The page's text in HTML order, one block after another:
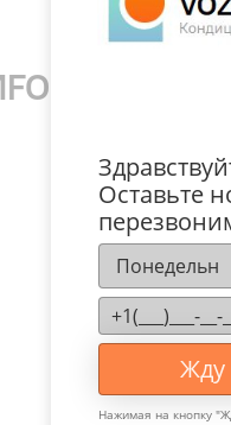
(R32)
Оставьте
Жду
Нажимая на кнопку "